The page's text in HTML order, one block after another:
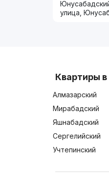
улица,
Квартиры
Алмазарский
Мирабадский
Яшнабадский
Сергелийский
Учтепинский